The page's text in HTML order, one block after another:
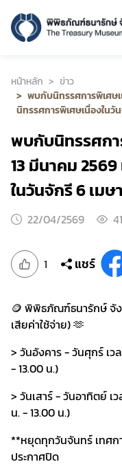
หน้าหลัก
ข่าว
พบกับนิทรรศการพิเศษเ
นิทรรศการพิเศษเนื่องในวั
พบกับนิทรรศกา
13 มีนาคม
ในวันจักรี 6 เม
22/04/2569 41
1 แชร์
🪙 พิพิธภัณฑ์ธนารักษ์ จัง
เสียค่าใช้จ่าย) 🫶
> วันอังคาร - วันศุกร์ เว
- 13.00 น.)
> วันเสาร์ - วันอาทิตย์ เ
น. - 13.00 น.)
**หยุดทุกวันจันทร์ เทศก
ประกาศปิด